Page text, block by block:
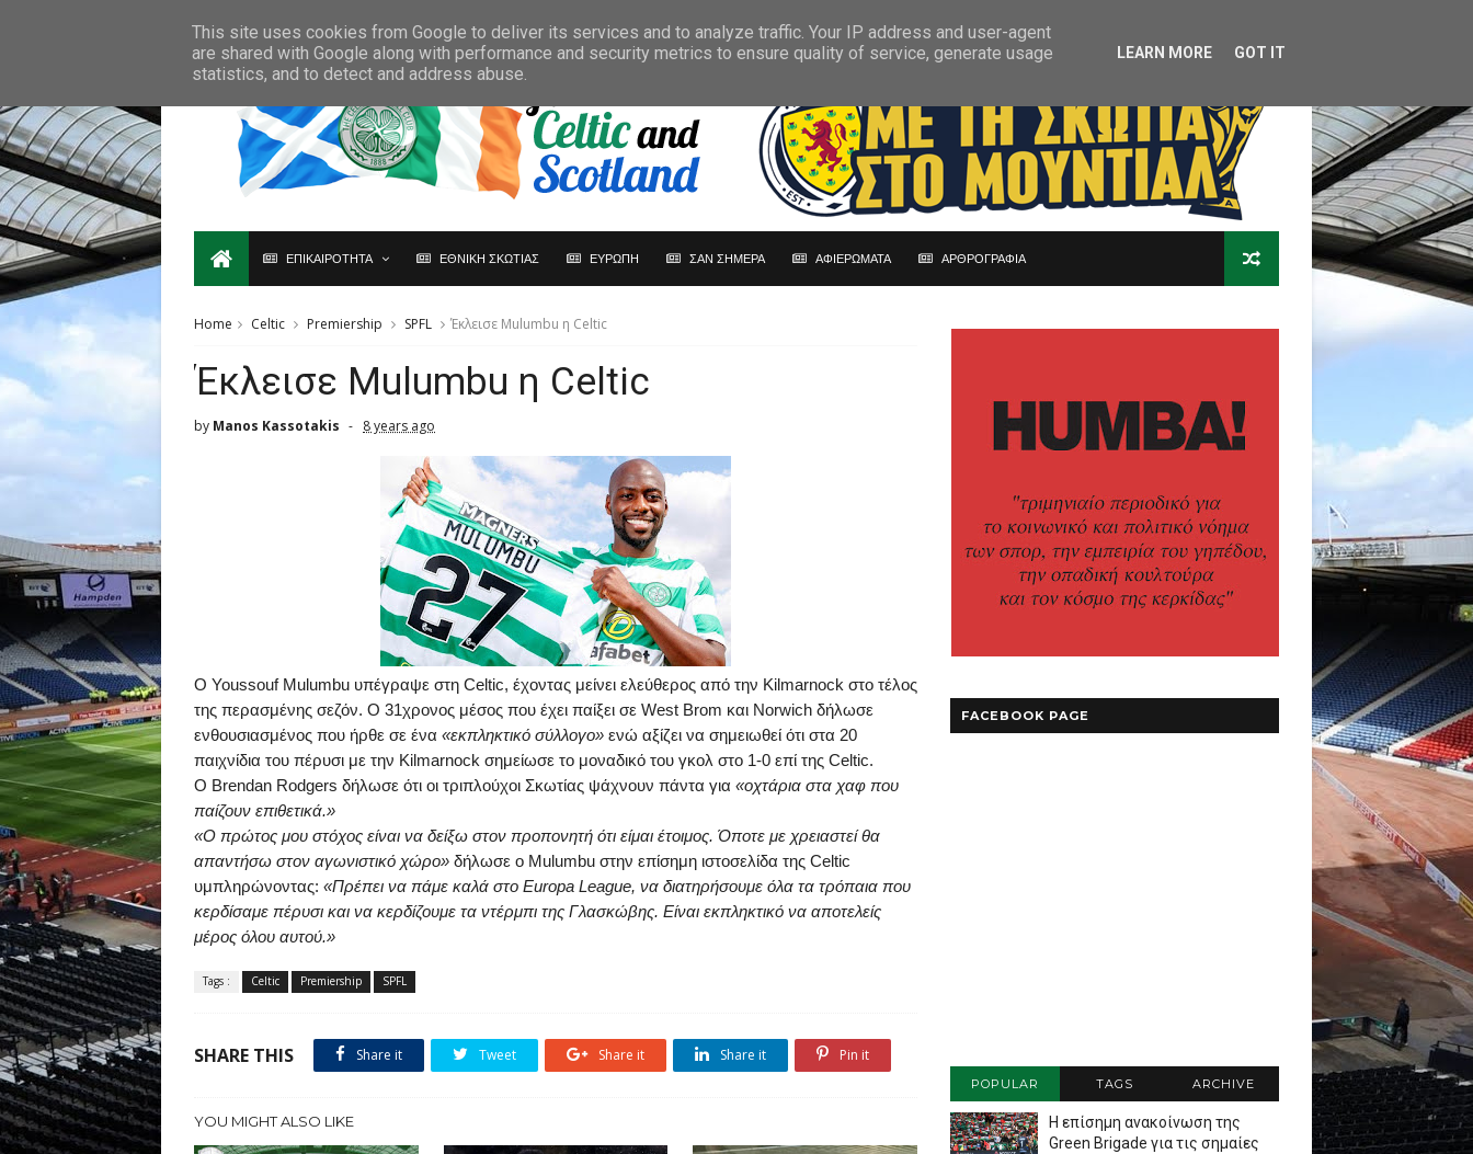
ΕΠΙΚΑΙΡΟΤΗΤΑ ΕΘΝΙΚΗ ΣΚΩΤΙΑΣ ΕΥΡΩΠΗ ΣΑΝ ΣΗΜΕΡΑ ΑΦΙΕΡΩΜΑΤΑ ΑΡΘΡΟΓΡΑΦΙΑ
Home Celtic Premiership SPFL Έκλεισε Mulumbu η Celtic
Έκλεισε Mulumbu η Celtic
by Manos Kassotakis 8 years ago
O Youssouf Mulumbu υπέγραψε στη Celtic, έχοντας μείνει ελεύθερος από την Kilmarnock στο τέλος
της περασμένης σεζόν. Ο 31χρονος μέσος που έχει παίξει σε West Brom και Norwich δήλωσε
ενθουσιασμένος που ήρθε σε ένα «εκπληκτικό σύλλογο» ενώ αξίζει να σημειωθεί ότι στα 20
παιχνίδια του πέρυσι με την Kilmarnock σημείωσε το μοναδικό του γκολ στο 1-0 επί της Celtic.
O Brendan Rodgers δήλωσε ότι οι τριπλούχοι Σκωτίας ψάχνουν πάντα για «οχτάρια στα χαφ που
παίζουν επιθετικά.»
«Ο πρώτος μου στόχος είναι να δείξω στον προπονητή ότι είμαι έτοιμος. Όποτε με χρειαστεί θα
απαντήσω στον αγωνιστικό χώρο» δήλωσε ο Mulumbu στην επίσημη ιστοσελίδα της Celtic
υμπληρώνοντας: «Πρέπει να πάμε καλά στο Europa League, να διατηρήσουμε όλα τα τρόπαια που
κερδίσαμε πέρυσι και να κερδίζουμε τα ντέρμπι της Γλασκώβης. Είναι εκπληκτικό να αποτελείς
μέρος όλου αυτού.»
Tags : Celtic Premiership SPFL
SHARE THIS Share it Tweet Share it Share it Pin it
YOU MIGHT ALSO LIKE
FACEBOOK PAGE
POPULAR TAGS ARCHIVE
Η επίσημη ανακοίνωση της
Green Brigade για τις σημαίες
This site uses cookies from Google to deliver its services and to analyze traffic. Your IP address and user-agent
are shared with Google along with performance and security metrics to ensure quality of service, generate usage
statistics, and to detect and address abuse.
LEARN MORE GOT IT